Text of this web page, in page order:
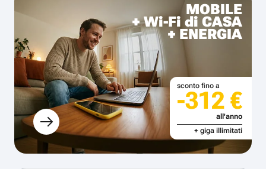
MOBILE
+ Wi-Fi di CASA
+ ENERGIA
sconto fino a
-312 €
all'anno
+ giga illimitati